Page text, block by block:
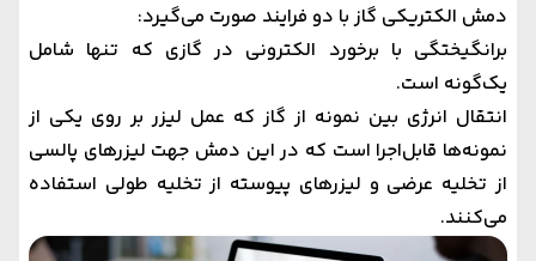
دمش الکتریکی گاز با دو فرایند صورت می‌گیرد:
برانگیختگی با برخورد الکترونی در گازی که تنها شامل
یک‌گونه است.
انتقال انرژی بین نمونه از گاز که عمل لیزر بر روی یکی از
نمونه‌ها قابل‌اجرا است که در این دمش جهت لیزرهای پالسی
از تخلیه عرضی و لیزرهای پیوسته از تخلیه طولی استفاده
می‌کنند.